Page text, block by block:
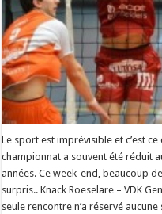
Le sport est imprévisible et c’est
championnat a souvent été réduit
années. Ce week-end, beaucoup
surpris.. Knack Roeselare – VDK
seule rencontre n’a réservé